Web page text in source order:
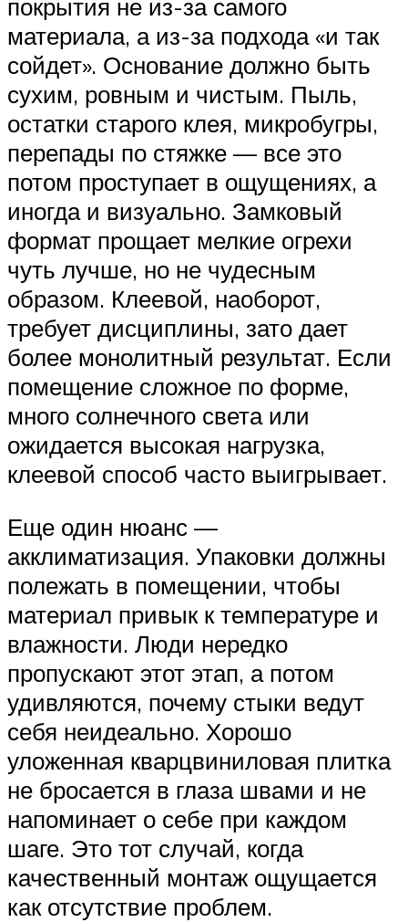
покрытия не из-за самого
материала, а из-за подхода «и так
сойдет». Основание должно быть
сухим, ровным и чистым. Пыль,
остатки старого клея, микробугры,
перепады по стяжке — все это
потом проступает в ощущениях, а
иногда и визуально. Замковый
формат прощает мелкие огрехи
чуть лучше, но не чудесным
образом. Клеевой, наоборот,
требует дисциплины, зато дает
более монолитный результат. Если
помещение сложное по форме,
много солнечного света или
ожидается высокая нагрузка,
клеевой способ часто выигрывает.
Еще один нюанс —
акклиматизация. Упаковки должны
полежать в помещении, чтобы
материал привык к температуре и
влажности. Люди нередко
пропускают этот этап, а потом
удивляются, почему стыки ведут
себя неидеально. Хорошо
уложенная кварцвиниловая плитка
не бросается в глаза швами и не
напоминает о себе при каждом
шаге. Это тот случай, когда
качественный монтаж ощущается
как отсутствие проблем.